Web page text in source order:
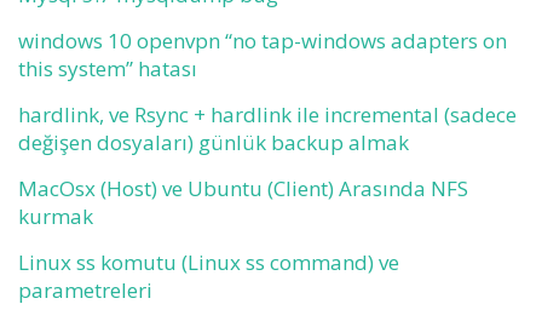
windows 10 openvpn “no tap-windows adapters on
this system” hatası
hardlink, ve Rsync + hardlink ile incremental (sadece
değişen dosyaları) günlük backup almak
MacOsx (Host) ve Ubuntu (Client) Arasında NFS
kurmak
Linux ss komutu (Linux ss command) ve
parametreleri